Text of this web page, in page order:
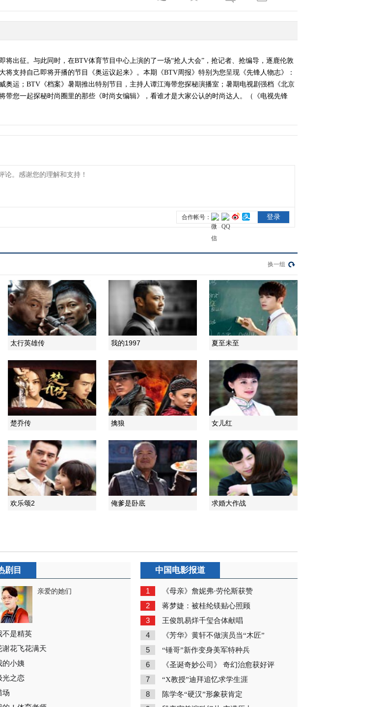
2021-03-21 09:20:52
20210307
2021-03-07 14:51:37
《电视先锋榜》
20210228
2021-01-31 08:45:36
20210124
2021-01-24 08:49:59
20210117
2021-01-17 09:50:22
20210103
2021-01-03 09:17:09
《电视先锋榜》
2020-12-27 10:03:32
《电视先锋榜》
20201220
2020-12-20 09:03:55
2020-12-13 10:06:18
20201129
2020-11-29 12:29:05
《电视先锋榜》
20201122
2020-11-22 09:47:29
《电视先锋榜》
将出征。与此同时，在BTV体育节目中心上演的了一场“抢人大会”，抢记者、抢编导，逐鹿伦敦
支持自己即将开播的节目《奥运议起来》。本期《BTV周报》特别为您呈现《先锋人物志》：
奥运；BTV《档案》暑期推出特别节目，主持人谭江海带您探秘演播室；暑期电视剧强档《北京
您一起探秘时尚圈里的那些《时尚女编辑》，看谁才是大家公认的时尚达人。（《电视先锋
换一组
太行英雄传 我的1997 夏至未至
楚乔传 擒狼 女儿红
欢乐颂2 俺爹是卧底 求婚大作战
剧目
亲爱的她们
不是精英
谢花飞花满天
的小姨
光之恋
场
中国电影报道
1 《母亲》詹妮弗·劳伦斯获赞
2 蒋梦婕：被桂纶镁贴心照顾
3 王俊凯易烊千玺合体献唱
4 《芳华》黄轩不做演员当“木匠”
5 “锤哥”新作变身美军特种兵
6 《圣诞奇妙公司》 奇幻治愈获好评
7 “X教授”迪拜追忆求学生涯
8 陈学冬“硬汉”形象获肯定